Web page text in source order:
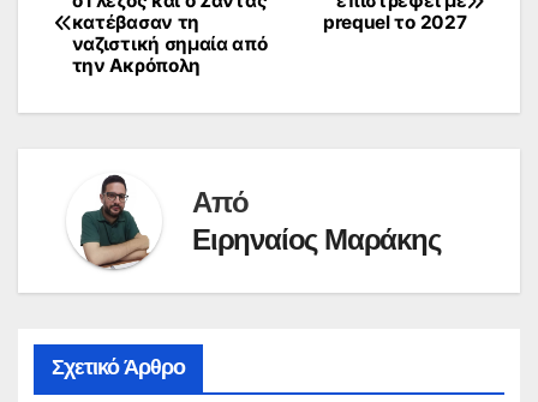
άρθρων
prequel το 2027
κατέβασαν τη
ναζιστική σημαία από
την Ακρόπολη
Από
Ειρηναίος Μαράκης
Σχετικό Άρθρο